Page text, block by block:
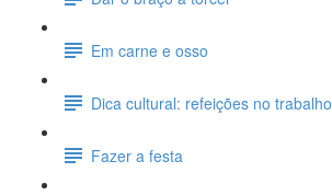
Em carne e osso
Dica cultural: refeições no trabalho
Fazer a festa